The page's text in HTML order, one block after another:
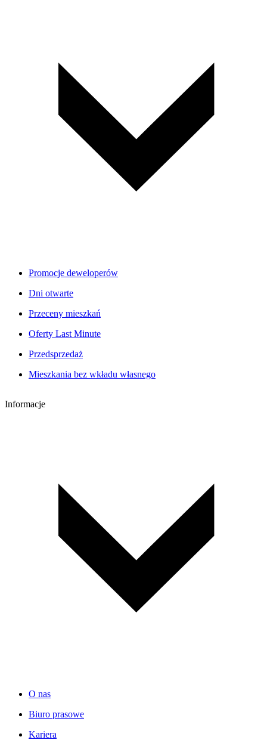
Promocje deweloperów
Dni otwarte
Przeceny mieszkań
Oferty Last Minute
Przedsprzedaż
Mieszkania bez wkładu własnego
Informacje
O nas
Biuro prasowe
Kariera